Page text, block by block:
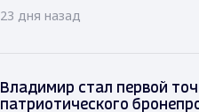
23 дня назад
Владимир стал первой
патриотического